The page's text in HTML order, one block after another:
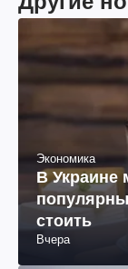
Экономика
В Украине
стоить
Вчера